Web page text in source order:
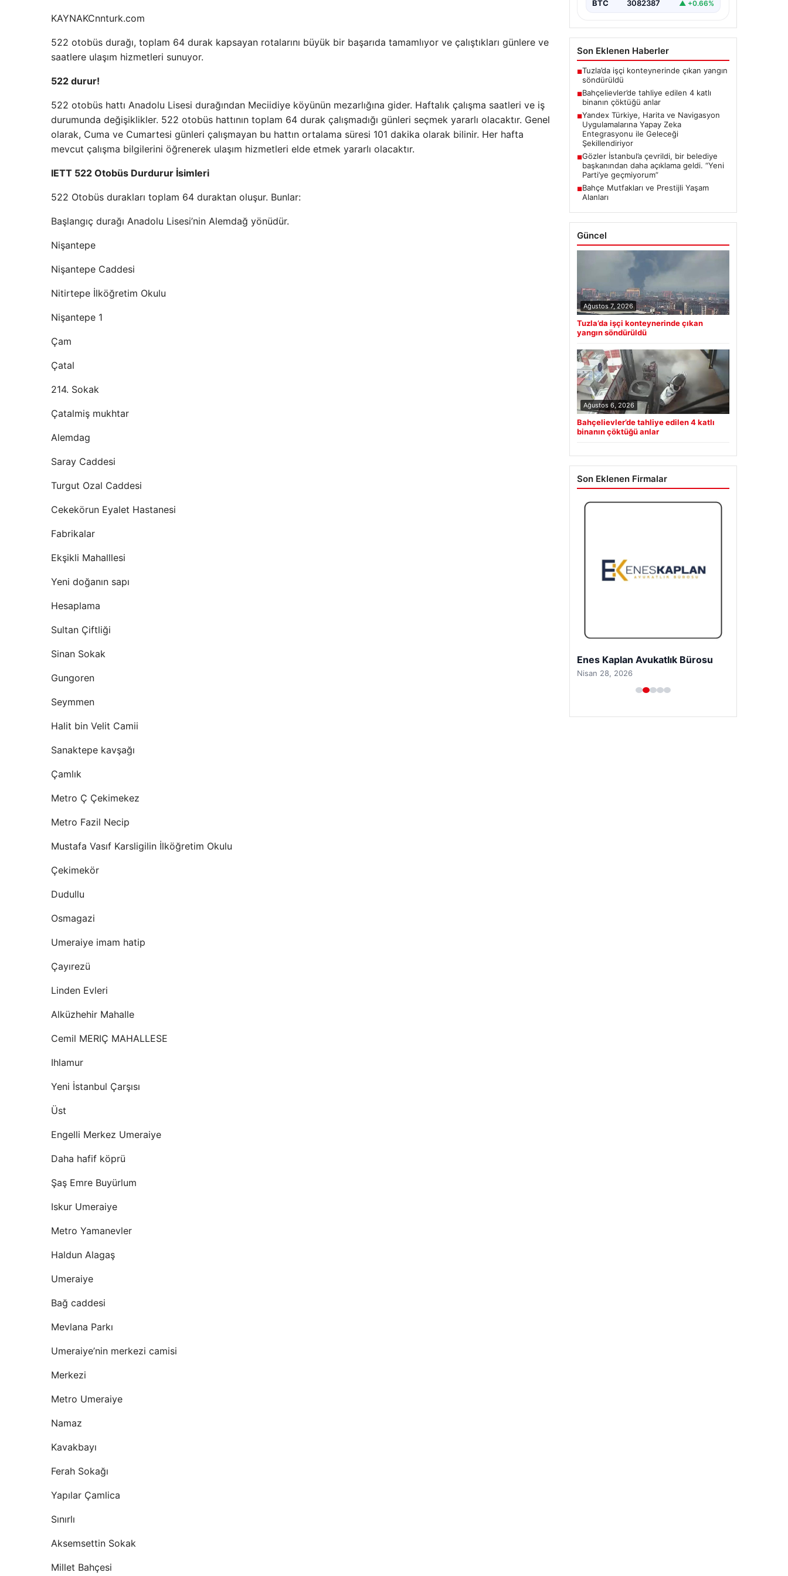
KAYNAKCnnturk.com
522 otobüs durağı, toplam 64 durak kapsayan rotalarını büyük bir başarıda tamamlıyor ve çalıştıkları günlere ve
saatlere ulaşım hizmetleri sunuyor.
522 durur!
522 otobüs hattı Anadolu Lisesi durağından Meciidiye köyünün mezarlığına gider. Haftalık çalışma saatleri ve iş
durumunda değişiklikler. 522 otobüs hattının toplam 64 durak çalışmadığı günleri seçmek yararlı olacaktır. Genel
olarak, Cuma ve Cumartesi günleri çalışmayan bu hattın ortalama süresi 101 dakika olarak bilinir. Her hafta
mevcut çalışma bilgilerini öğrenerek ulaşım hizmetleri elde etmek yararlı olacaktır.
IETT 522 Otobüs Durdurur İsimleri
522 Otobüs durakları toplam 64 duraktan oluşur. Bunlar:
Başlangıç ​​durağı Anadolu Lisesi’nin Alemdağ yönüdür.
Nişantepe
Nişantepe Caddesi
Nitirtepe İlköğretim Okulu
Nişantepe 1
Çam
Çatal
214. Sokak
Çatalmiş mukhtar
Alemdag
Saray Caddesi
Turgut Ozal Caddesi
Cekekörun Eyalet Hastanesi
Fabrikalar
Ekşikli Mahalllesi
Yeni doğanın sapı
Hesaplama
Sultan Çiftliği
Sinan Sokak
Gungoren
Seymmen
Halit bin Velit Camii
Sanaktepe kavşağı
Çamlık
Metro Ç Çekimekez
Metro Fazil Necip
Mustafa Vasıf Karsligilin İlköğretim Okulu
Çekimekör
Dudullu
Osmagazi
Umeraiye imam hatip
Çayırezü
Linden Evleri
Alküzhehir Mahalle
Cemil MERIÇ MAHALLESE
Ihlamur
Yeni İstanbul Çarşısı
Üst
Engelli Merkez Umeraiye
Daha hafif köprü
Şaş Emre Buyürlum
Iskur Umeraiye
Metro Yamanevler
Haldun Alagaş
Umeraiye
Bağ caddesi
Mevlana Parkı
Umeraiye’nin merkezi camisi
Merkezi
Metro Umeraiye
Namaz
Kavakbayı
Ferah Sokağı
Yapılar Çamlica
Sınırlı
Aksemsettin Sokak
Millet Bahçesi
BTC 3082387 ▲ +0.66%
Son Eklenen Haberler
■Tuzla’da işçi konteynerinde çıkan yangın
söndürüldü
■Bahçelievler’de tahliye edilen 4 katlı
binanın çöktüğü anlar
■Yandex Türkiye, Harita ve Navigasyon
Uygulamalarına Yapay Zeka
Entegrasyonu ile Geleceği
Şekillendiriyor
■Gözler İstanbul’a çevrildi, bir belediye
başkanından daha açıklama geldi. “Yeni
Parti’ye geçmiyorum”
■Bahçe Mutfakları ve Prestijli Yaşam
Alanları
Güncel
Ağustos 7, 2026
Tuzla’da işçi konteynerinde çıkan
yangın söndürüldü
Ağustos 6, 2026
Bahçelievler’de tahliye edilen 4 katlı
binanın çöktüğü anlar
Son Eklenen Firmalar
Enes Kaplan Avukatlık Bürosu
Nisan 28, 2026